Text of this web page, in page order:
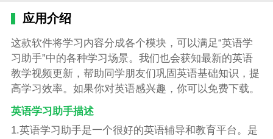
应用介绍
这款软件将学习内容分成各个模块，可以满足“英语学
习助手”中的各种学习场景。我们也会获知最新的英语
教学视频更新，帮助同学朋友们巩固英语基础知识，提
高学习效率。如果你对英语感兴趣，你可以免费下载。
英语学习助手描述
1.英语学习助手是一个很好的英语辅导和教育平台。是